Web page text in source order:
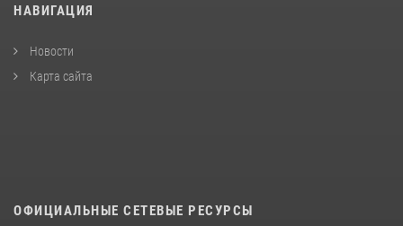
НАВИГАЦИЯ
Новости
Карта сайта
ОФИЦИАЛЬНЫЕ СЕТЕВЫЕ РЕСУРСЫ